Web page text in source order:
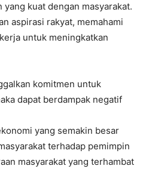
kuat dengan masyarakat.
aspirasi rakyat, memahami
untuk meningkatkan
komitmen untuk
dapat berdampak negatif
yang semakin besar
terhadap pemimpin
masyarakat yang terhambat